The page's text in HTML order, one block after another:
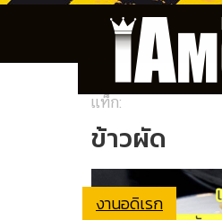
แท็ก:
ข้าวผัด
งานอดิเรก